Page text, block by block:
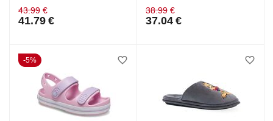
43.99 €
41.79 €
38.99 €
37.04 €
5%